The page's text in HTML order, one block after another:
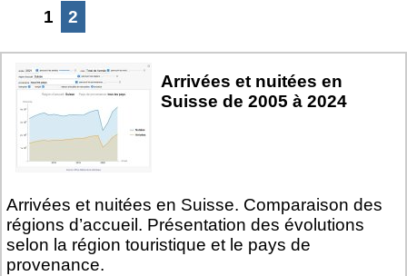
1 2
Arrivées et nuitées en
Suisse de 2005 à 2024
Arrivées et nuitées en Suisse. Comparaison des
régions d’accueil. Présentation des évolutions
selon la région touristique et le pays de
provenance.